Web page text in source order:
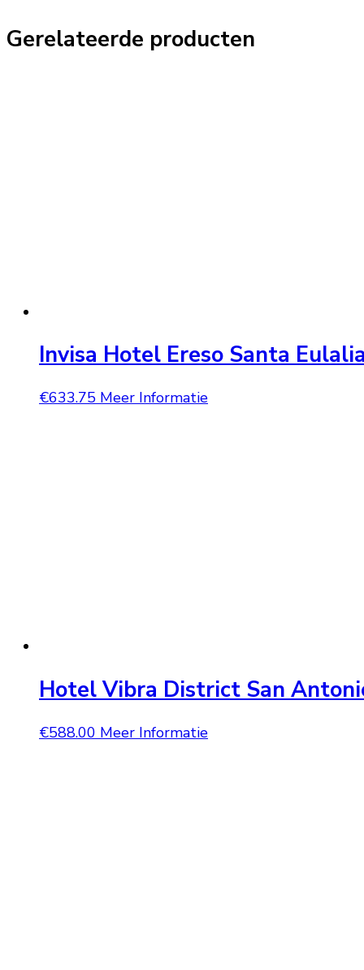
Gerelateerde producten
Invisa Hotel Ereso Santa
€633.75 Meer Informatie
Hotel Vibra District San
€588.00 Meer Informatie